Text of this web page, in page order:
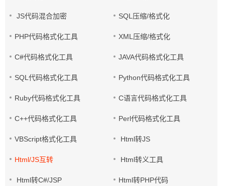
JS代码混合加密 SQL压缩/格式化
PHP代码格式化工具 XML压缩/格式化
C#代码格式化工具 JAVA代码格式化工具
SQL代码格式化工具 Python代码格式化工具
Ruby代码格式化工具 C语言代码格式化工具
C++代码格式化工具 Perl代码格式化工具
VBScript格式化工具 Html转JS
Html/JS互转 Html转义工具
Html转C#/JSP Html转PHP代码